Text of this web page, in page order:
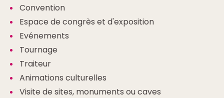
Convention
Espace de congrès et d'exposition
Evénements
Tournage
Traiteur
Animations culturelles
Visite de sites, monuments ou caves